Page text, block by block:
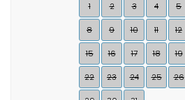
1 2 3 4 5
8 9 10 11 12
15 16 17 18 19
22 23 24 25 26